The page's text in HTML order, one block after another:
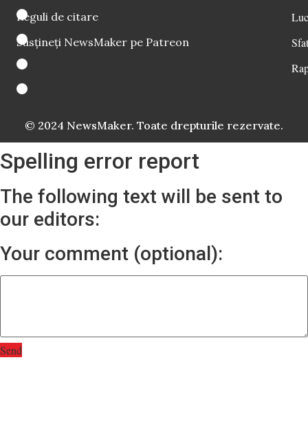
Reguli de citare
Susțineți NewsMaker pe Patreon
© 2024 NewsMaker. Toate drepturile rezervate.
Spelling error report
The following text will be sent to
our editors:
Your comment (optional):
Send